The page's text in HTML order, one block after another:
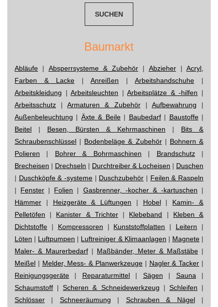
Baumarkt
Abläufe | Absperrsysteme & Zubehör | Abzieher| Acryl,
Farben & Lacke | Anreißen | Arbeitshandschuhe |
Arbeitskleidung |Arbeitsleuchten |Arbeitsplätze & -hilfen |
Arbeitsschutz |Armaturen & Zubehör| Aufbewahrung |
Außenbeleuchtung | Äxte & Beile| Baubedarf| Baustoffe|
Beitel | Besen, Bürsten & Kehrmaschinen | Bits &
Schraubenschlüssel | Bodenbeläge & Zubehör| Bohnern &
Polieren | Bohrer & Bohrmaschinen | Brandschutz|
Brecheisen | Drechseln | Durchtreiber & Locheisen | Duschen
| Duschköpfe & -systeme | Duschzubehör | Feilen & Raspeln
| Fenster | Folien | Gasbrenner, -kocher & -kartuschen |
Hämmer | Heizgeräte & Lüftungen | Hobel| Kamin- &
Pelletöfen | Kanister & Trichter| Klebeband | Kleben &
Dichtstoffe | Kompressoren | Kunststoffplatten | Leitern |
Löten | Luftpumpen | Luftreiniger & Klimaanlagen | Magnete|
Maler- & Maurerbedarf | Maßbänder, Meter & Maßstäbe |
Meißel | Melder, Mess- & Planwerkzeuge | Nagler & Tacker |
Reinigungsgeräte | Reparaturmittel| Sägen | Sauna |
Schaumstoff |Scheren & Schneidewerkzeug | Schleifen |
Schlösser | Schneeräumung | Schrauben & Nägel|